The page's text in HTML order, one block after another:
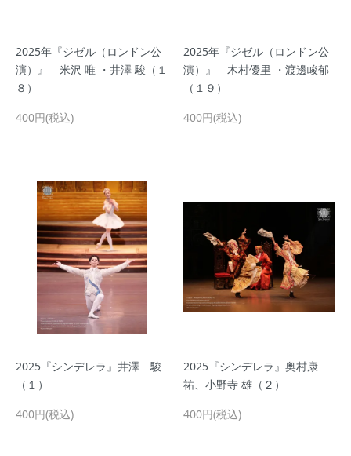
2025年『ジゼル（ロンドン公
演）』 米沢 唯 ・井澤 駿（１
８）
400円(税込)
2025年『ジゼル（ロンドン公
演）』 木村優里 ・渡邊峻郁
（１９）
400円(税込)
2025『シンデレラ』井澤 駿
（１）
400円(税込)
2025『シンデレラ』奥村康
祐、小野寺 雄（２）
400円(税込)